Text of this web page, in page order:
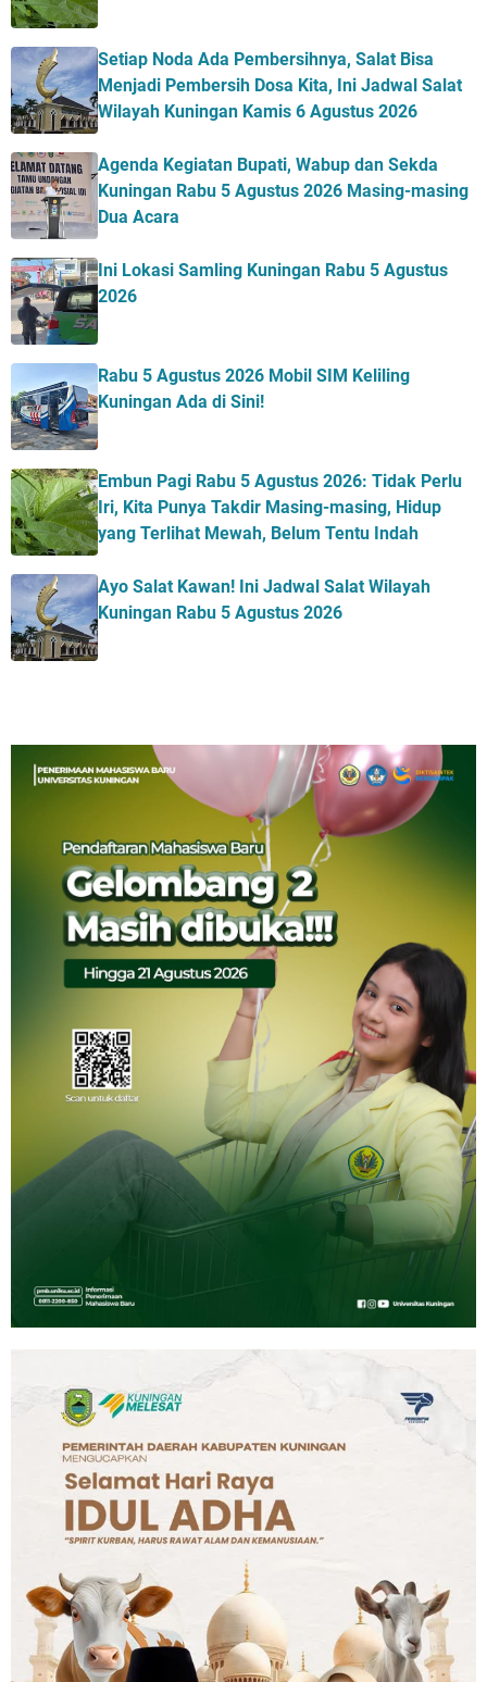
Setiap Noda Ada Pembersihnya, Salat Bisa
Menjadi Pembersih Dosa Kita, Ini Jadwal Salat
Wilayah Kuningan Kamis 6 Agustus 2026
Agenda Kegiatan Bupati, Wabup dan Sekda
Kuningan Rabu 5 Agustus 2026 Masing-masing
Dua Acara
Ini Lokasi Samling Kuningan Rabu 5 Agustus
2026
Rabu 5 Agustus 2026 Mobil SIM Keliling
Kuningan Ada di Sini!
Embun Pagi Rabu 5 Agustus 2026: Tidak Perlu
Iri, Kita Punya Takdir Masing-masing, Hidup
yang Terlihat Mewah, Belum Tentu Indah
Ayo Salat Kawan! Ini Jadwal Salat Wilayah
Kuningan Rabu 5 Agustus 2026